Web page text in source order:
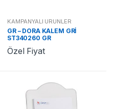
KAMPANYALI ÜRÜNLER
GR – DORA KALEM GRİ
ST340260 GR
Özel Fiyat